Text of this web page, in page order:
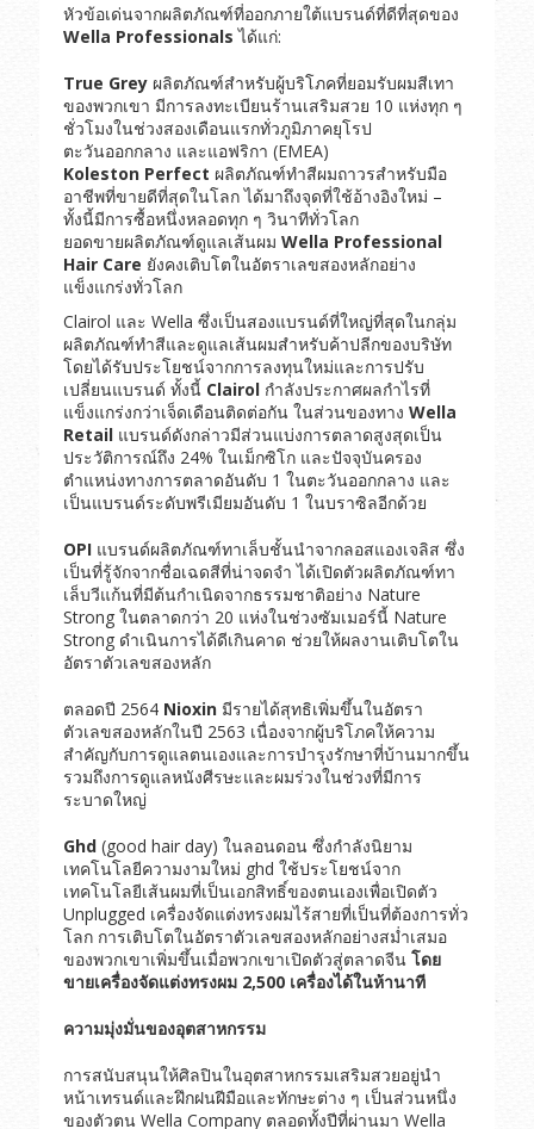
หัวข้อเด่นจากผลิตภัณฑ์ที่ออกภายใต้แบรนด์ที่ดีที่สุดของ
Wella Professionals ได้แก่:
True Greyผลิตภัณฑ์สำหรับผู้บริโภคที่ยอมรับผมสีเทา
ของพวกเขา มีการลงทะเบียนร้านเสริมสวย 10 แห่งทุก ๆ
ชั่วโมงในช่วงสองเดือนแรกทั่วภูมิภาคยุโรป
ตะวันออกกลาง และแอฟริกา (EMEA)
Koleston Perfect ผลิตภัณฑ์ทำสีผมถาวรสำหรับมือ
อาชีพที่ขายดีที่สุดในโลก ได้มาถึงจุดที่ใช้อ้างอิงใหม่ –
ทั้งนี้มีการซื้อหนึ่งหลอดทุก ๆ วินาทีทั่วโลก
ยอดขายผลิตภัณฑ์ดูแลเส้นผม Wella Professional
Hair Care ยังคงเติบโตในอัตราเลขสองหลักอย่าง
แข็งแกร่งทั่วโลก
Clairol และ Wella ซึ่งเป็นสองแบรนด์ที่ใหญ่ที่สุดในกลุ่ม
ผลิตภัณฑ์ทำสีและดูแลเส้นผมสำหรับค้าปลีกของบริษัท
โดยได้รับประโยชน์จากการลงทุนใหม่และการปรับ
เปลี่ยนแบรนด์ ทั้งนี้ Clairolกำลังประกาศผลกำไรที่
แข็งแกร่งกว่าเจ็ดเดือนติดต่อกัน ในส่วนของทาง Wella
Retailแบรนด์ดังกล่าวมีส่วนแบ่งการตลาดสูงสุดเป็น
ประวัติการณ์ถึง 24% ในเม็กซิโก และปัจจุบันครอง
ตำแหน่งทางการตลาดอันดับ 1 ในตะวันออกกลาง และ
เป็นแบรนด์ระดับพรีเมียมอันดับ 1 ในบราซิลอีกด้วย
OPIแบรนด์ผลิตภัณฑ์ทาเล็บชั้นนำจากลอสแองเจลิส ซึ่ง
เป็นที่รู้จักจากชื่อเฉดสีที่น่าจดจำ ได้เปิดตัวผลิตภัณฑ์ทา
เล็บวีแก้นที่มีต้นกำเนิดจากธรรมชาติอย่าง Nature
Strong ในตลาดกว่า 20 แห่งในช่วงซัมเมอร์นี้ Nature
Strong ดำเนินการได้ดีเกินคาด ช่วยให้ผลงานเติบโตใน
อัตราตัวเลขสองหลัก
ตลอดปี 2564 Nioxinมีรายได้สุทธิเพิ่มขึ้นในอัตรา
ตัวเลขสองหลักในปี 2563 เนื่องจากผู้บริโภคให้ความ
สำคัญกับการดูแลตนเองและการบำรุงรักษาที่บ้านมากขึ้น
รวมถึงการดูแลหนังศีรษะและผมร่วงในช่วงที่มีการ
ระบาดใหญ่
Ghd (good hair day) ในลอนดอน ซึ่งกำลังนิยาม
เทคโนโลยีความงามใหม่ ghd ใช้ประโยชน์จาก
เทคโนโลยีเส้นผมที่เป็นเอกสิทธิ์ของตนเองเพื่อเปิดตัว
Unplugged เครื่องจัดแต่งทรงผมไร้สายที่เป็นที่ต้องการทั่ว
โลก การเติบโตในอัตราตัวเลขสองหลักอย่างสม่ำเสมอ
ของพวกเขาเพิ่มขึ้นเมื่อพวกเขาเปิดตัวสู่ตลาดจีน โดย
ขายเครื่องจัดแต่งทรงผม 2,500 เครื่องได้ในห้านาที
ความมุ่งมั่นของอุตสาหกรรม
การสนับสนุนให้ศิลปินในอุตสาหกรรมเสริมสวยอยู่นำ
หน้าเทรนด์และฝึกฝนฝีมือและทักษะต่าง ๆ เป็นส่วนหนึ่ง
ของตัวตน Wella Company ตลอดทั้งปีที่ผ่านมา Wella